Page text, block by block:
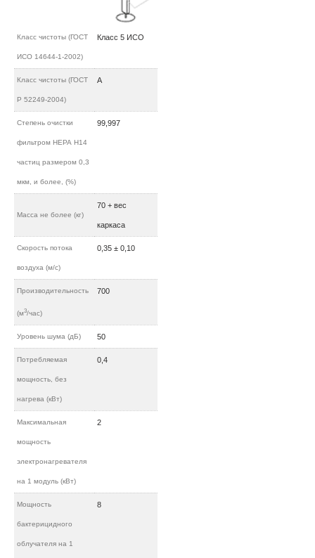
Класс чистоты (ГОСТ
ИСО 14644-1-2002)
Класс 5 ИСО
Класс чистоты (ГОСТ
Р 52249-2004)
А
Степень очистки
фильтром НЕРА H14
частиц размером 0,3
мкм, и более, (%)
99,997
Масса не более (кг)
70 + вес
каркаса
Скорость потока
воздуха (м/c)
0,35 ± 0,10
Производительность
(м3/час)
700
Уровень шума (дБ) 50
Потребляемая
мощность, без
нагрева (кВт)
0,4
Максимальная
мощность
электронагревателя
на 1 модуль (кВт)
2
Мощность
бактерицидного
облучателя на 1
8